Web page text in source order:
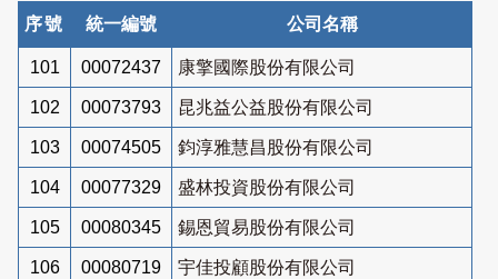
序號 統一編號 公司名稱
101 00072437 康擎國際股份有限公司
102 00073793 昆兆益公益股份有限公司
103 00074505 鈞淳雅慧昌股份有限公司
104 00077329 盛林投資股份有限公司
105 00080345 錫恩貿易股份有限公司
106 00080719 宇佳投顧股份有限公司